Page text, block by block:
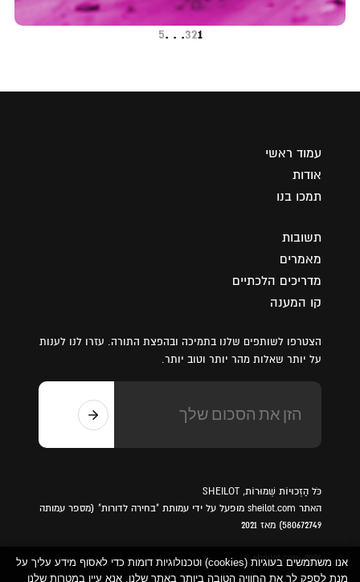
1
2
3
. . .
5
עמוד ראשי
אודות
תמכו בנו
תשובות
מאמרים
מדריכים הלכתיים
קו המענה
הצטרפו לשותפים שלנו בתמיכה ובהפצת התורה. עזרו לנו לענות
על יותר שאלות מהר יותר וטוב יותר.
כֹּל הַזְכוּיוֹת שְׁמוּרוֹת, SHEILOT
האתר sheilot.com מופעל על ידי עמותת "בחירה לדורות" (מספר עמותה
580672749) מאז 2021
sheilot.com 2026
אנו משתמשים בעוגיות (cookies) וטכנולוגיות דומות כדי לאסוף מידע עליך על
מנת לספק לך את החוויה הטובה ביותר באתר שלנו. אנא עיין במטרות שלנו